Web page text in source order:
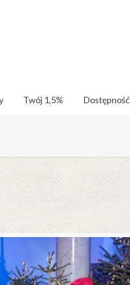
Twój 1,5% Dostępność